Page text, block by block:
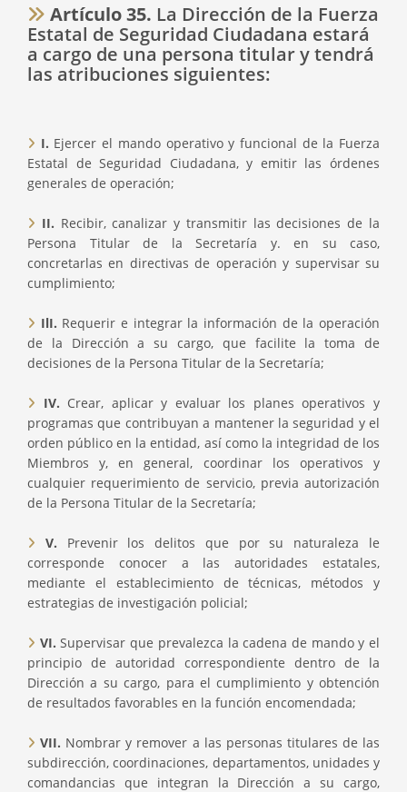
Artículo 35. La Dirección de la Fuerza
Estatal de Seguridad Ciudadana estará
a cargo de una persona titular y tendrá
las atribuciones siguientes:
I. Ejercer el mando operativo y funcional de la Fuerza
Estatal de Seguridad Ciudadana, y emitir las órdenes
generales de operación;
II. Recibir, canalizar y transmitir las decisiones de la
Persona Titular de la Secretaría y. en su caso,
concretarlas en directivas de operación y supervisar su
cumplimiento;
IlI. Requerir e integrar la información de la operación
de la Dirección a su cargo, que facilite la toma de
decisiones de la Persona Titular de la Secretaría;
IV. Crear, aplicar y evaluar los planes operativos y
programas que contribuyan a mantener la seguridad y el
orden público en la entidad, así como la integridad de los
Miembros y, en general, coordinar los operativos y
cualquier requerimiento de servicio, previa autorización
de la Persona Titular de la Secretaría;
V. Prevenir los delitos que por su naturaleza le
corresponde conocer a las autoridades estatales,
mediante el establecimiento de técnicas, métodos y
estrategias de investigación policial;
VI. Supervisar que prevalezca la cadena de mando y el
principio de autoridad correspondiente dentro de la
Dirección a su cargo, para el cumplimiento y obtención
de resultados favorables en la función encomendada;
VII. Nombrar y remover a las personas titulares de las
subdirección, coordinaciones, departamentos, unidades y
comandancias que integran la Dirección a su cargo,